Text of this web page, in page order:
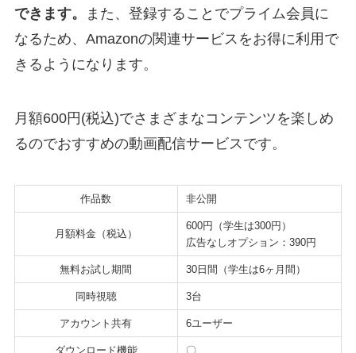
できます。
また、登録することでプライム会員に
なるため、Amazonの関連サービスをお得に利用で
きるようになります。
月額600円(税込)でさまざまなコンテンツを楽しめ
るのでおすすめの動画配信サービスです。
作品数 非公開
月額料金（税込）
600円（学生は300円）
広告なしオプション：390円
無料お試し期間 30日間（学生は6ヶ月間）
同時視聴 3台
アカウント共有 6ユーザー
ダウンロード機能 〇